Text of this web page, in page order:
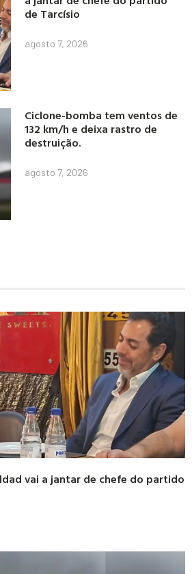
de Tarcísio
agosto 7, 2026
Ciclone-bomba tem ventos de
132 km/h e deixa rastro de
destruição.
agosto 7, 2026
vai a jantar de chefe do partido